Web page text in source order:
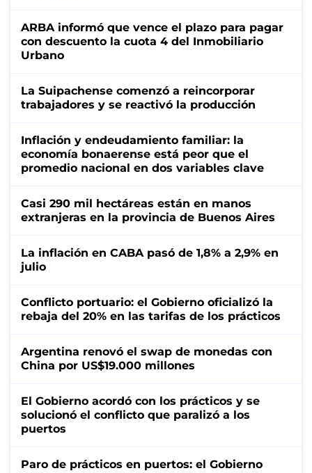
ARBA informó que vence el plazo para pagar
con descuento la cuota 4 del Inmobiliario
Urbano
La Suipachense comenzó a reincorporar
trabajadores y se reactivó la producción
Inflación y endeudamiento familiar: la
economía bonaerense está peor que el
promedio nacional en dos variables clave
Casi 290 mil hectáreas están en manos
extranjeras en la provincia de Buenos Aires
La inflación en CABA pasó de 1,8% a 2,9% en
julio
Conflicto portuario: el Gobierno oficializó la
rebaja del 20% en las tarifas de los prácticos
Argentina renovó el swap de monedas con
China por US$19.000 millones
El Gobierno acordó con los prácticos y se
solucionó el conflicto que paralizó a los
puertos
Paro de prácticos en puertos: el Gobierno